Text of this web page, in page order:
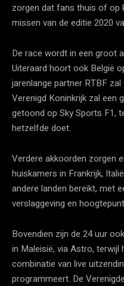
zorgen dat fans thuis of op
missen van de editie 2020
De race wordt in een groot
Uiteraard hoort ook België
jarenlange partner RTBF
Verenigd Koninkrijk zal een
getoond op Sky Sports F1,
hetzelfde doet.
Verdere akkoorden zorgen
huiskamers in Frankrijk,
andere landen bereikt, met
verslaggeving en
Bovendien zijn de 24 uur
in Maleisië, via Astro, terwijl
combinatie van live
programmeert. De